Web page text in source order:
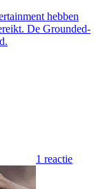
hebben
De Grounded-
1 reactie